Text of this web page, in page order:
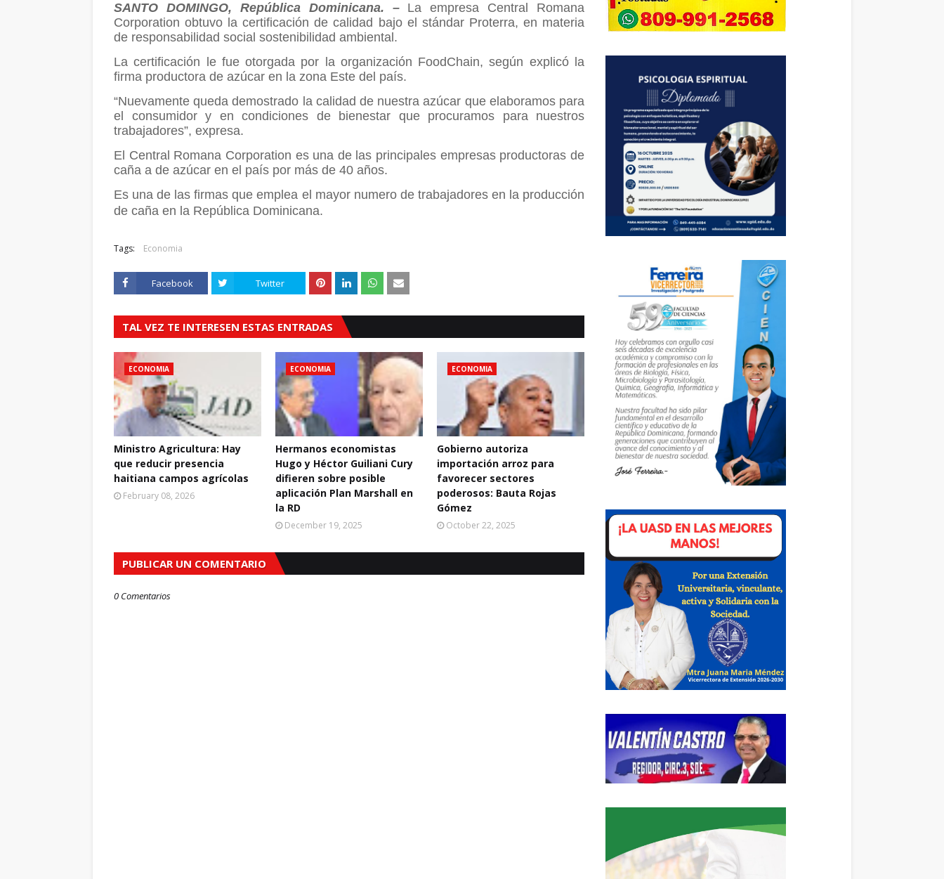
SANTO DOMINGO, República Dominicana. – La empresa Central Romana
Corporation obtuvo la certificación de calidad bajo el stándar Proterra, en materia
de responsabilidad social sostenibilidad ambiental.
La certificación le fue otorgada por la organización FoodChain, según explicó la
firma productora de azúcar en la zona Este del país.
“Nuevamente queda demostrado la calidad de nuestra azúcar que elaboramos para
el consumidor y en condiciones de bienestar que procuramos para nuestros
trabajadores”, expresa.
El Central Romana Corporation es una de las principales empresas productoras de
caña a de azúcar en el país por más de 40 años.
Es una de las firmas que emplea el mayor numero de trabajadores en la producción
de caña en la República Dominicana.
Tags: Economia
Facebook Twitter
TAL VEZ TE INTERESEN ESTAS ENTRADAS
ECONOMIA
Ministro Agricultura: Hay
que reducir presencia
haitiana campos agrícolas
February 08, 2026
ECONOMIA
Hermanos economistas
Hugo y Héctor Guiliani Cury
difieren sobre posible
aplicación Plan Marshall en
la RD
December 19, 2025
ECONOMIA
Gobierno autoriza
importación arroz para
favorecer sectores
poderosos: Bauta Rojas
Gómez
October 22, 2025
PUBLICAR UN COMENTARIO
0 Comentarios